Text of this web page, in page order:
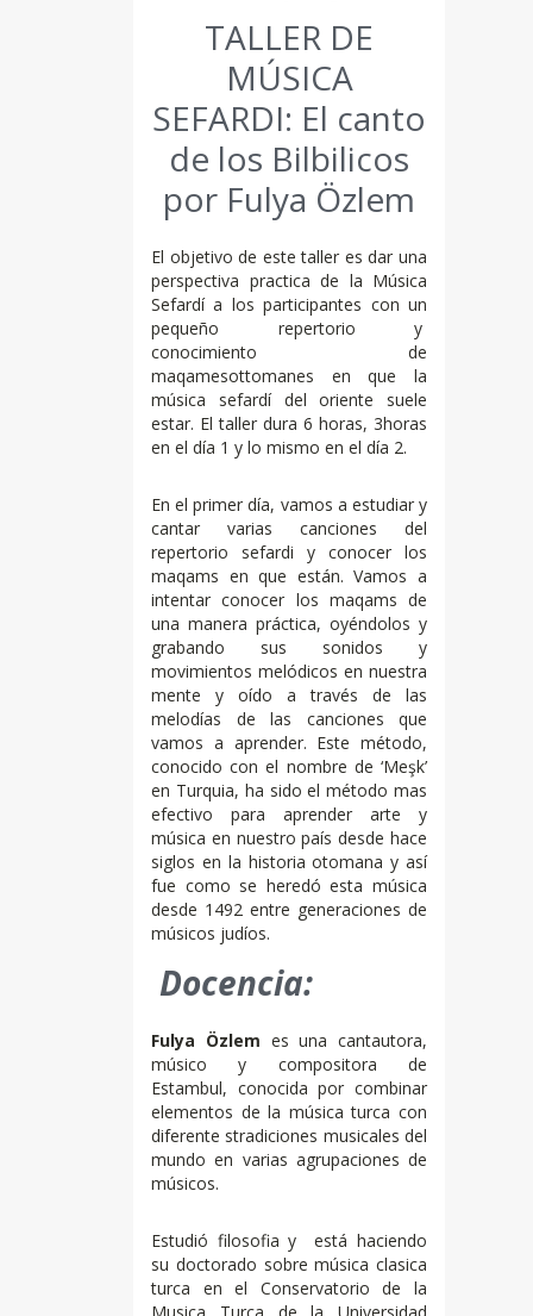
TALLER DE
MÚSICA
SEFARDI: El canto
de los Bilbilicos
por Fulya Özlem
El objetivo de este taller es dar una
perspectiva practica de la Música
Sefardí a los participantes con un
pequeño repertorio y
conocimiento de
maqamesottomanes en que la
música sefardí del oriente suele
estar. El taller dura 6 horas, 3horas
en el día 1 y lo mismo en el día 2.
En el primer día, vamos a estudiar y
cantar varias canciones del
repertorio sefardi y conocer los
maqams en que están. Vamos a
intentar conocer los maqams de
una manera práctica, oyéndolos y
grabando sus sonidos y
movimientos melódicos en nuestra
mente y oído a través de las
melodías de las canciones que
vamos a aprender. Este método,
conocido con el nombre de ‘Meşk’
en Turquia, ha sido el método mas
efectivo para aprender arte y
música en nuestro país desde hace
siglos en la historia otomana y así
fue como se heredó esta música
desde 1492 entre generaciones de
músicos judíos.
Docencia:
Fulya Özlem es una cantautora,
músico y compositora de
Estambul, conocida por combinar
elementos de la música turca con
diferente stradiciones musicales del
mundo en varias agrupaciones de
músicos.
Estudió filosofia y está haciendo
su doctorado sobre música clasica
turca en el Conservatorio de la